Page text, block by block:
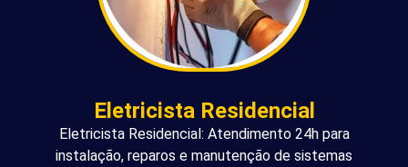
Eletricista Residencial
Eletricista Residencial: Atendimento 24h para
instalação, reparos e manutenção de sistemas